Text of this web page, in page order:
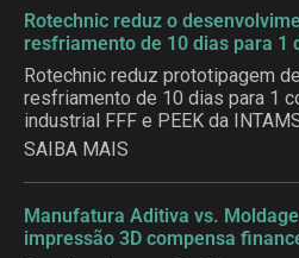
Rotechnic reduz o
resfriamento de 10 dias para 1
Rotechnic reduz prototipagem
resfriamento de 10 dias para 1
industrial FFF e PEEK da
SAIBA MAIS
Manufatura Aditiva vs.
impressão 3D compensa